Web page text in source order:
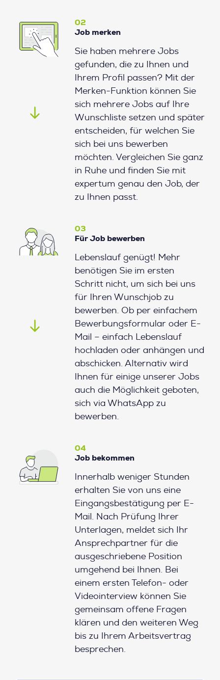
02
Job merken
Sie haben mehrere Jobs
gefunden, die zu Ihnen und
Ihrem Profil passen? Mit der
Merken-Funktion können Sie
sich mehrere Jobs auf Ihre
Wunschliste setzen und später
entscheiden, für welchen Sie
sich bei uns bewerben
möchten. Vergleichen Sie ganz
in Ruhe und finden Sie mit
expertum genau den Job, der
zu Ihnen passt.
03
Für Job bewerben
Lebenslauf genügt! Mehr
benötigen Sie im ersten
Schritt nicht, um sich bei uns
für Ihren Wunschjob zu
bewerben. Ob per einfachem
Bewerbungsformular oder E-
Mail – einfach Lebenslauf
hochladen oder anhängen und
abschicken. Alternativ wird
Ihnen für einige unserer Jobs
auch die Möglichkeit geboten,
sich via WhatsApp zu
bewerben.
04
Job bekommen
Innerhalb weniger Stunden
erhalten Sie von uns eine
Eingangsbestätigung per E-
Mail. Nach Prüfung Ihrer
Unterlagen, meldet sich Ihr
Ansprechpartner für die
ausgeschriebene Position
umgehend bei Ihnen. Bei
einem ersten Telefon- oder
Videointerview können Sie
gemeinsam offene Fragen
klären und den weiteren Weg
bis zu Ihrem Arbeitsvertrag
besprechen.